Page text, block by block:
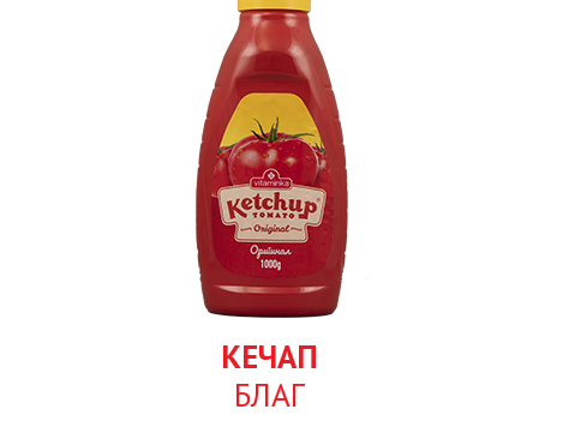
КЕЧАП
БЛАГ